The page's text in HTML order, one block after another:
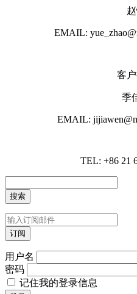
EMAIL:
客
季
EMAIL:
TEL: +86 21
用户名
密码
记住我的登录信息